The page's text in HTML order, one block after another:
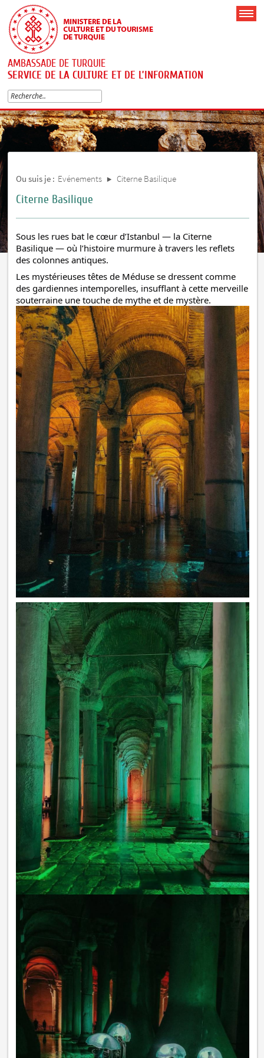
AMBASSADE DE TURQUIE
SERVICE DE LA CULTURE ET DE L’INFORMATION
Ou suis je : Evénements Citerne Basilique
Citerne Basilique
Sous les rues bat le cœur d’Istanbul — la Citerne
Basilique — où l’histoire murmure à travers les reflets
des colonnes antiques.
Les mystérieuses têtes de Méduse se dressent comme
des gardiennes intemporelles, insufflant à cette merveille
souterraine une touche de mythe et de mystère.